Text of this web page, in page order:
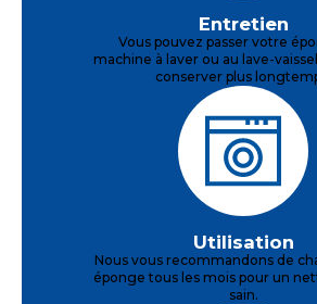
Entretien
Vous pouvez passer votre
machine à laver ou au lave-
conserver plus
Utilisation
Nous vous recommandons de
éponge tous les mois pour un
sain.